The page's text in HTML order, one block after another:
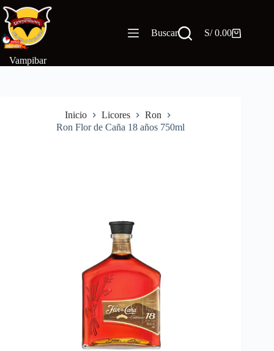
Saltar
contenido
Vampibar
Buscar
Carro
S/0.00
Inicio Licores
Ron
Ron Flor de Caña 18 años 750ml